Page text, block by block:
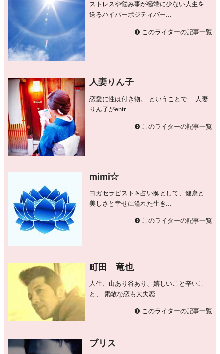
ストレスや悩み事が極端に少ない人生を
送るハイパーボジティバー...
このライターの記事一覧
人妻りん子
恋愛に性は付き物。 ということで… 人妻
りん子がentr...
このライターの記事一覧
mimi☆
ヨガセラピスト＆占い師として、健康と
美しさと幸せに溢れた生き...
このライターの記事一覧
町田 竜也
人生、山あり谷あり、嬉しいこと辛いこ
と、 素敵な恋も大失恋...
このライターの記事一覧
ブリス